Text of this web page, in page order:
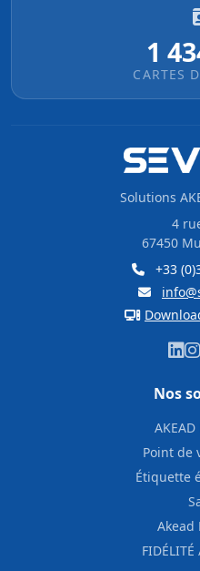
1
CARTES
Solutions
4
67450
+33
Nos
AKEAD
Point de
Étiquette
Akead